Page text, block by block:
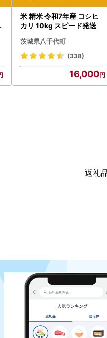
米 精米 令和7年産 コシヒ
カリ 10kg スピード発送
茨城県八千代町
(338)
16,000
返礼